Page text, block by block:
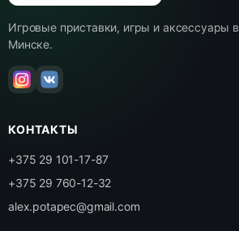
Игровые приставки, игры и аксессуары в
Минске.
КОНТАКТЫ
+375 29 101-17-87
+375 29 760-12-32
alex.potapec@gmail.com